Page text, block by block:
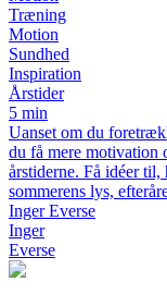
Træning
Motion
Sundhed
Inspiration
Årstider
5 min
Uanset om du
du få mere motivation
årstiderne. Få idéer
sommerens lys,
Inger Everse
Inger
Everse